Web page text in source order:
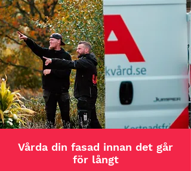
Vårda din fasad innan det går
för långt